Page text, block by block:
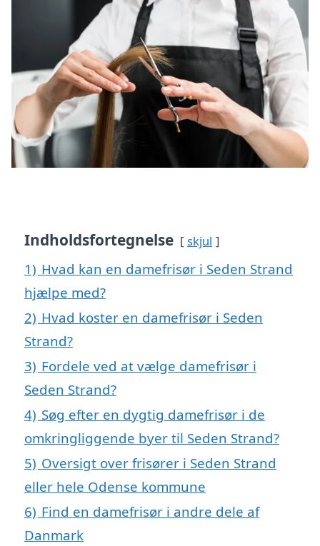
Indholdsfortegnelse skjul
1) Hvad kan en damefrisør i Seden Strand
hjælpe med?
2) Hvad koster en damefrisør i Seden
Strand?
3) Fordele ved at vælge damefrisør i
Seden Strand?
4) Søg efter en dygtig damefrisør i de
omkringliggende byer til Seden Strand?
5) Oversigt over frisører i Seden Strand
eller hele Odense kommune
6) Find en damefrisør i andre dele af
Danmark